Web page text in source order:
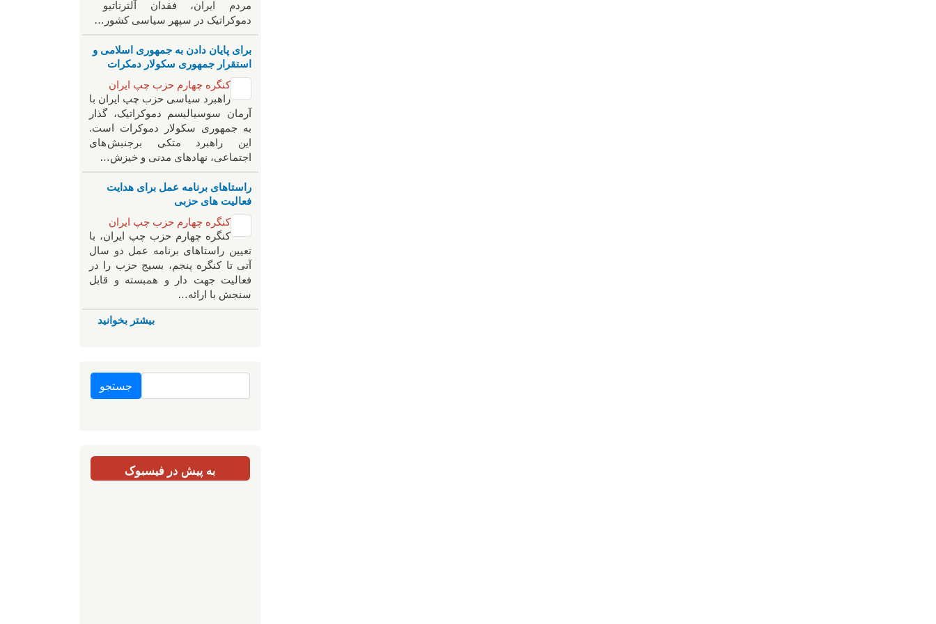
مردم ایران، فقدان آلترناتیو
دموکراتیک در سپهر سیاسی کشور…
برای پایان دادن به جمهوری اسلامی و
استقرار جمهوری سکولار دمکرات
کنگره چهارم حزب چپ ایران
راهبرد سياسی حزب چپ ایران با
آرمان سوسیالیسم دموکراتیک، گذار
به جمهوری سکولار دموکرات است.
این راهبرد متکی برجنبش های
اجتماعی، نهادهای مدنی و خیزش‌…
راستاهای برنامه عمل برای هدایت
فعالیت های حزبی
کنگره چهارم حزب چپ ایران
کنگره چهارم حزب چپ ایران، با
تعیین راستاهای برنامه عمل دو سال
آتی تا کنگره پنجم، بسیج حزب را در
فعالیت جهت دار و همبسته و قابل
سنجش با ارائه…
بیشتر بخوانید
جستجو
به پیش در فیسبوک